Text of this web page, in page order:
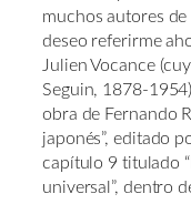
muchos autores
deseo referirme
Julien Vocance
Seguin, 1878-
obra de Fernando
japonés”, editado
capítulo 9 titulado
universal”, dentro